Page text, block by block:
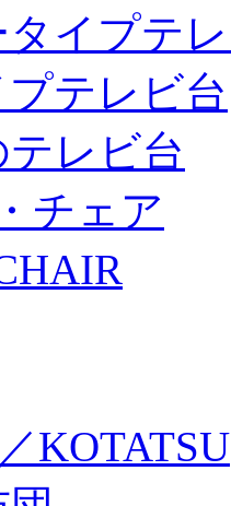
タイプテ
テレビ台
レビ台
チェア
KOTATSU